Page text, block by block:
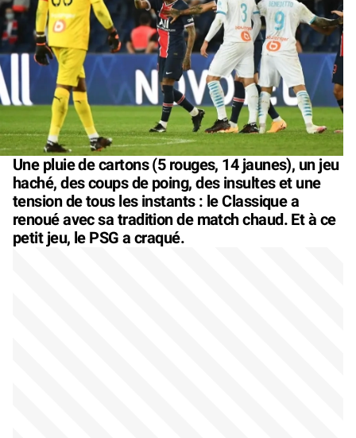
Une pluie de cartons (5 rouges, 14 jaunes), un jeu
haché, des coups de poing, des insultes et une
tension de tous les instants : le Classique a
renoué avec sa tradition de match chaud. Et à ce
petit jeu, le PSG a craqué.